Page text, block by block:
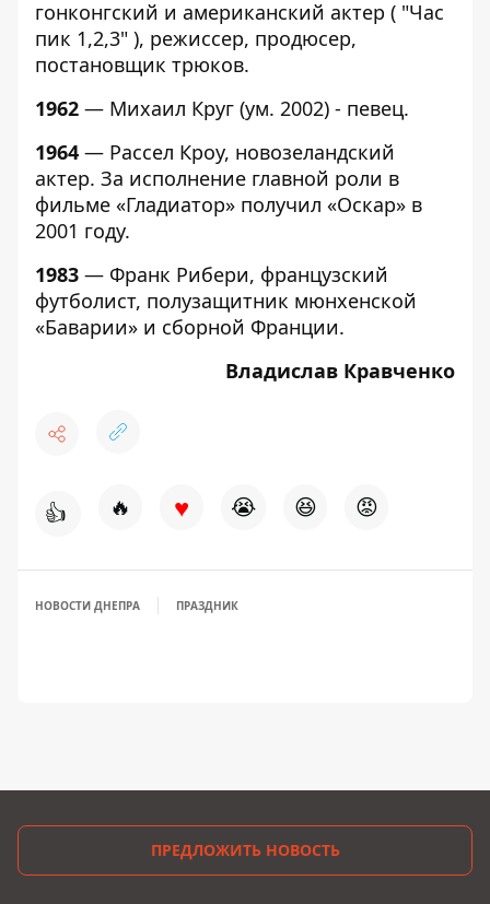
гонконгский и американский актер ( "Час
пик 1,2,3" ), режиссер, продюсер,
постановщик трюков.
1962 — Михаил Круг (ум. 2002) - певец.
1964 — Рассел Кроу, новозеландский
актер. За исполнение главной роли в
фильме «Гладиатор» получил «Оскар» в
2001 году.
1983 — Франк Рибери, французский
футболист, полузащитник мюнхенской
«Баварии» и сборной Франции.
Владислав Кравченко
👍 🔥 ♥ 😭 😆 😡
НОВОСТИ ДНЕПРА ПРАЗДНИК
ПРЕДЛОЖИТЬ НОВОСТЬ